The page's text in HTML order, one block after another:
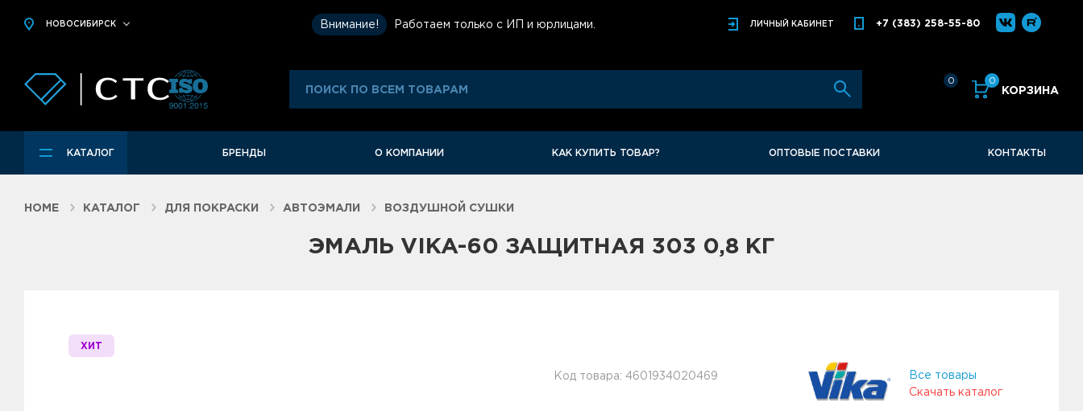
НОВОСИБИРСК Внимание! Работаем только с ИП и юрлицами. ЛИЧНЫЙ КАБИНЕТ +7 (383) 258-55-80
0 0
КОРЗИНА
КАТАЛОГ БРЕНДЫ О КОМПАНИИ КАК КУПИТЬ ТОВАР? ОПТОВЫЕ ПОСТАВКИ КОНТАКТЫ
HOME КАТАЛОГ ДЛЯ ПОКРАСКИ АВТОЭМАЛИ ВОЗДУШНОЙ СУШКИ
ЭМАЛЬ VIKA-60 ЗАЩИТНАЯ 303 0,8 КГ
ХИТ
Код товара: 4601934020469
Все товары
Скачать каталог